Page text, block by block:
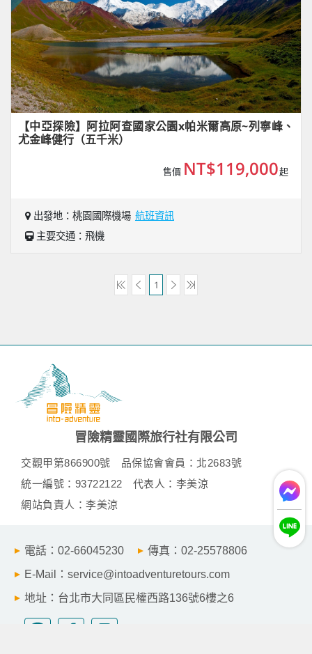
【中亞探險】阿拉阿查國家公園x帕米爾高原~列寧峰、
尤金峰健行（五千米）
售價 NT$119,000起
出發地：桃園國際機場 航班資訊
主要交通：飛機
1
冒險精靈國際旅行社有限公司
交觀甲第866900號
品保協會會員：北2683號
統一編號：93722122
代表人：李美涼
網站負責人：李美涼
電話：02-66045230
傳真：02-25578806
E-Mail：service@intoadventuretours.com
地址：台北市大同區民權西路136號6樓之6